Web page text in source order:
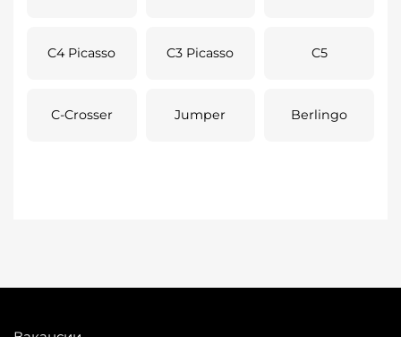
C4 Picasso C3 Picasso C5
C-Crosser Jumper Berlingo